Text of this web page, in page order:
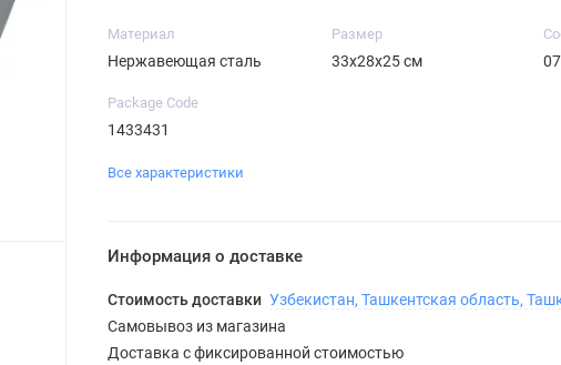
Материал
Нержавеющая сталь
Размер
33х28х25 см
Package Code
1433431
Все характеристики
Информация о доставке
Стоимость доставки Узбекистан, Ташкентская область,
Самовывоз из магазина
Доставка с фиксированной стоимостью